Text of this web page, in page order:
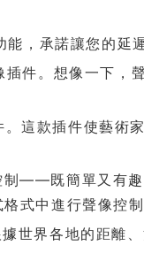
，承諾讓您的延
插件。想像一下，
這款插件使藝術
制——既簡單又有
式中進行聲像控制
世界各地的距離